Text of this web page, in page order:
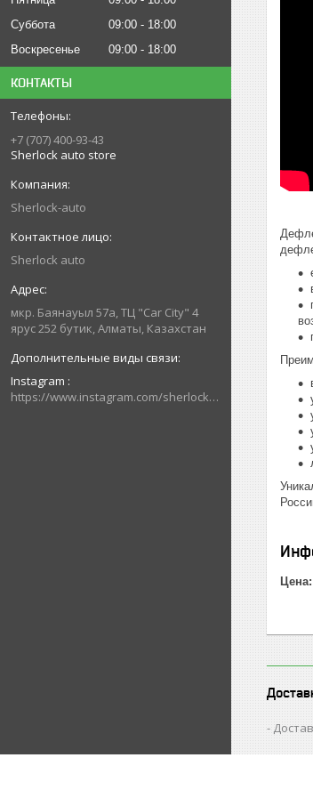
Суббота
09:00
18:00
Воскресенье
09:00 18:00
КОНТАКТЫ
+7 (707) 400-93-43
Sherlock auto store
Sherlock-auto
Sherlock auto
мкр. Баянауыл 57а, ТЦ "Car Сity" 4
ярус 252 бутик, Алматы, Казахстан
Instagram
https://www.instagram.com/sherlock_auto_store
Цена: